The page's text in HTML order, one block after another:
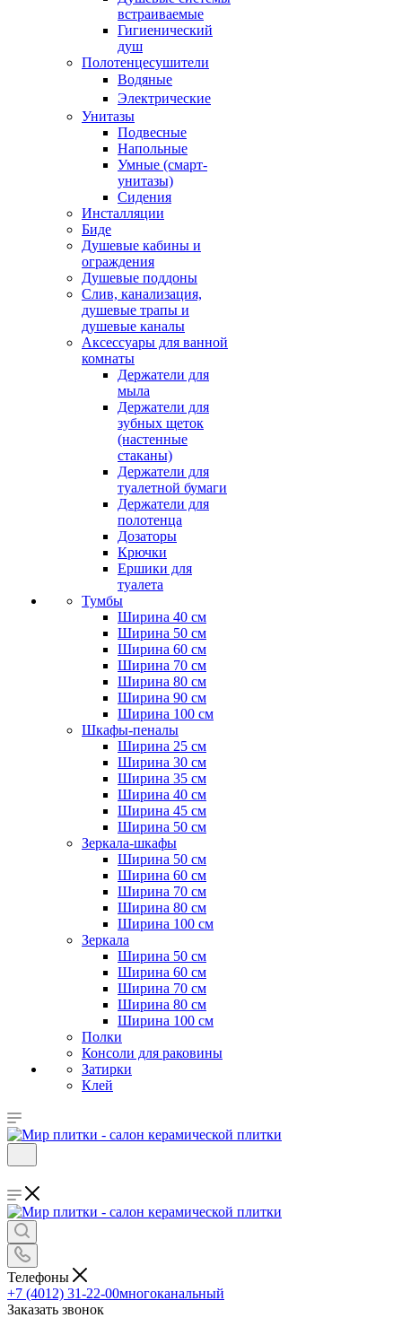
встраиваемые
Гигиенический
душ
Полотенцесушители
ㅤВодяные
ㅤЭлектрические
Унитазы
Подвесные
Напольные
Умные (смарт-
унитазы)
Сидения
Инсталляции
Биде
Душевые кабины и
ограждения
Душевые поддоны
Слив, канализация,
душевые трапы и
душевые каналы
Аксессуары для ванной
комнаты
Держатели для
мыла
Держатели для
зубных щеток
(настенные
стаканы)
Держатели для
туалетной бумаги
Держатели для
полотенца
Дозаторы
Крючки
Ершики для
туалета
Тумбы
Ширина 40 см
Ширина 50 см
Ширина 60 см
Ширина 70 см
Ширина 80 см
Ширина 90 см
Ширина 100 см
Шкафы-пеналы
Ширина 25 см
Ширина 30 см
Ширина 35 см
Ширина 40 см
Ширина 45 см
Ширина 50 см
Зеркала-шкафы
Ширина 50 см
Ширина 60 см
Ширина 70 см
Ширина 80 см
Ширина 100 см
Зеркала
Ширина 50 см
Ширина 60 см
Ширина 70 см
Ширина 80 см
Ширина 100 см
Полки
Консоли для раковины
Затирки
Клей
Телефоны
+7 (4012) 31-22-00многоканальный
Заказать звонок